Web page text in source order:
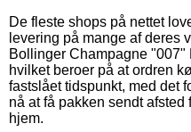
De fleste shops på nettet
levering på mange af deres
Bollinger Champagne "007"
hvilket beroer på at ordren
fastslået tidspunkt, med det
nå at få pakken sendt
hjem.